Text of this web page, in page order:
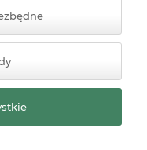
internetowy Shoper